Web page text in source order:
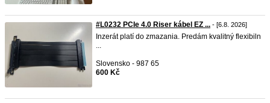
#L0232 PCIe 4.0 Riser kábel EZ ... - [6.8. 2026]
Inzerát platí do zmazania. Predám kvalitný flexibiln
...
Slovensko - 987 65
600 Kč